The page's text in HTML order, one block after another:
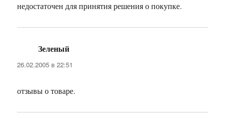
недостаточен для принятия решения о покупке.
Зеленый
26.02.2005 в 22:51
отзывы о товаре.